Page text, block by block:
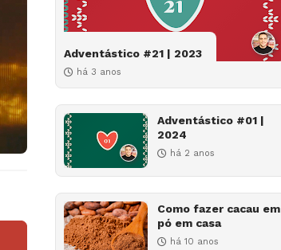
Adventástico #21 | 2023
há 3 anos
Adventástico #01 |
2024
há 2 anos
Como fazer cacau em
pó em casa
há 10 anos